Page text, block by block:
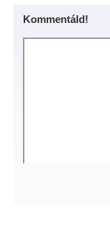
Kommentáld!